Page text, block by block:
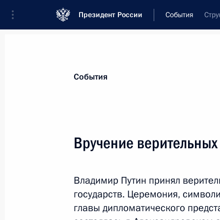
Президент России События
Новости
Послания Федеральному Собранию
Совещания, заседания, рабочие встречи
Речи и обращения
События
Вручение
Владимир Путин принял
государств. Церемония,
главы дипломатического